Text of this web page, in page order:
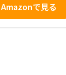
Amazonで見る